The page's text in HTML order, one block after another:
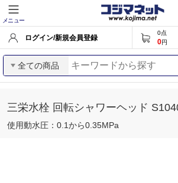
メニュー
ログイン/新規会員登録
0点
0円
全ての商品
三栄水栓 回転シャワーヘッド
使用動水圧：0.1から0.35MPa